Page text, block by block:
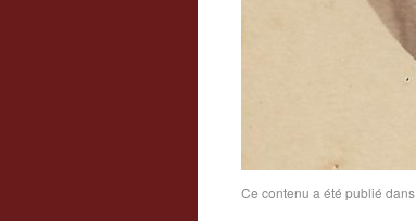
Ce contenu a été publié dans